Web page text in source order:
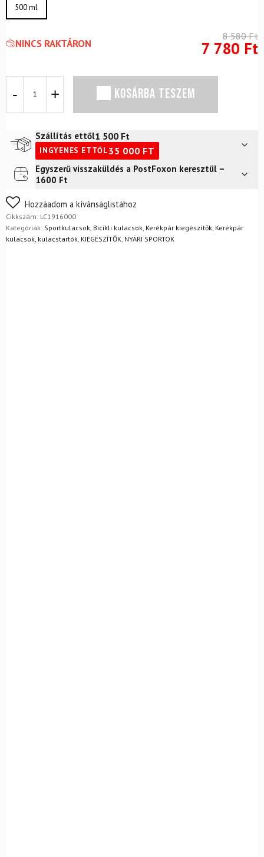
500 ml
NINCS RAKTÁRON
8 580Ft
7 780 Ft
Soft
17
átlátszó
mennyiség
KOSÁRBA TESZEM
Szállítás ettől1 500 Ft
INGYENES ETTŐL35 000 FT
Futár a címre2 400
FoxPost
Egyszerű visszaküldés a PostFoxon keresztül –
1600 Ft
Nem biztos a választásában? Semmi gond – a terméket
egyszerűen visszaküldheti 14 napon belül, indoklás nélkül.
Mik a visszaküldés feltételei?
Hozzáadom a kívánságlistához
Cikkszám: LC1916000
Kategóriák: Sportkulacsok Bicikli kulacsok Kerékpár kiegészítők Kerékpár
kulacsok, kulacstartók KIEGÉSZÍTŐK NYÁRI SPORTOK